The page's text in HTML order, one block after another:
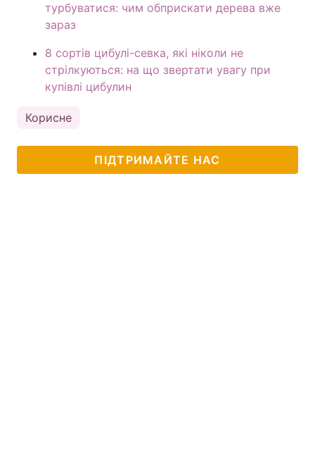
турбуватися: чим обприскати дерева вже
зараз
8 сортів цибулі-севка, які ніколи не
стрілкуються: на що звертати увагу при
купівлі цибулин
Корисне
ПІДТРИМАЙТЕ НАС